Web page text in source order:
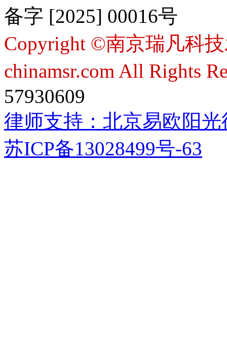
备字 [2025] 00016号
Copyright ©南京瑞凡科
chinamsr.com All Rights
57930609
律师支持： 北京易欧阳
苏ICP备13028499号-63